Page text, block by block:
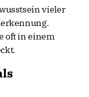
vieler
oft in einem